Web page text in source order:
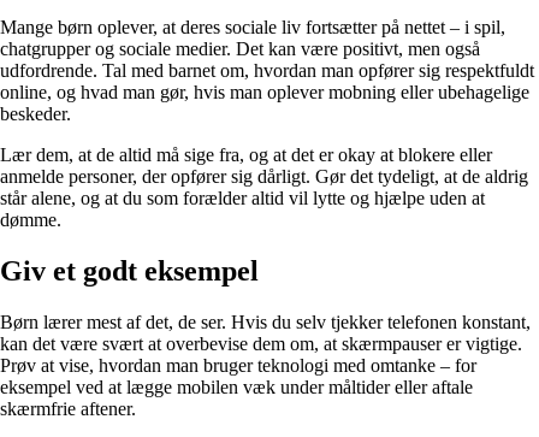
Mange børn oplever, at deres sociale liv fortsætter på nettet – i spil,
chatgrupper og sociale medier. Det kan være positivt, men også
udfordrende. Tal med barnet om, hvordan man opfører sig respektfuldt
online, og hvad man gør, hvis man oplever mobning eller ubehagelige
beskeder.
Lær dem, at de altid må sige fra, og at det er okay at blokere eller
anmelde personer, der opfører sig dårligt. Gør det tydeligt, at de aldrig
står alene, og at du som forælder altid vil lytte og hjælpe uden at
dømme.
Giv et godt eksempel
Børn lærer mest af det, de ser. Hvis du selv tjekker telefonen konstant,
kan det være svært at overbevise dem om, at skærmpauser er vigtige.
Prøv at vise, hvordan man bruger teknologi med omtanke – for
eksempel ved at lægge mobilen væk under måltider eller aftale
skærmfrie aftener.